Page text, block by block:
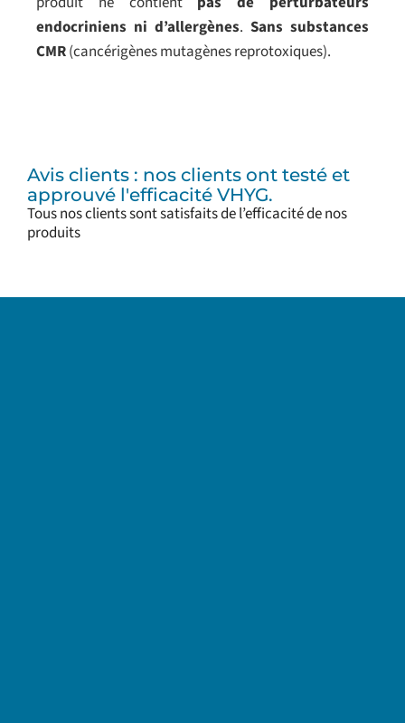
endocriniens ni d’allergènes. Sans substances
CMR(cancérigènes mutagènes reprotoxiques).
Avis clients : nos clients ont testé et
approuvé l'efficacité VHYG.
Tous nos clients sont satisfaits de l’efficacité de nos
produits